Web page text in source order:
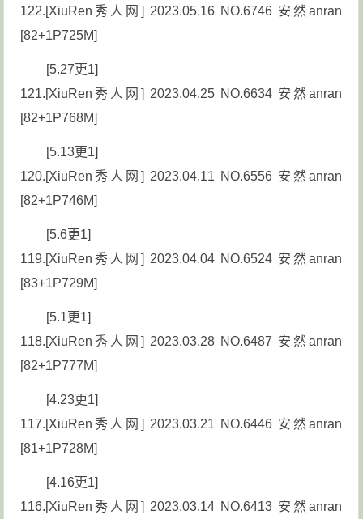
122.[XiuRen秀人网] 2023.05.16 NO.6746 安然anran
[82+1P725M]
[5.27更1]
121.[XiuRen秀人网] 2023.04.25 NO.6634 安然anran
[82+1P768M]
[5.13更1]
120.[XiuRen秀人网] 2023.04.11 NO.6556 安然anran
[82+1P746M]
[5.6更1]
119.[XiuRen秀人网] 2023.04.04 NO.6524 安然anran
[83+1P729M]
[5.1更1]
118.[XiuRen秀人网] 2023.03.28 NO.6487 安然anran
[82+1P777M]
[4.23更1]
117.[XiuRen秀人网] 2023.03.21 NO.6446 安然anran
[81+1P728M]
[4.16更1]
116.[XiuRen秀人网] 2023.03.14 NO.6413 安然anran